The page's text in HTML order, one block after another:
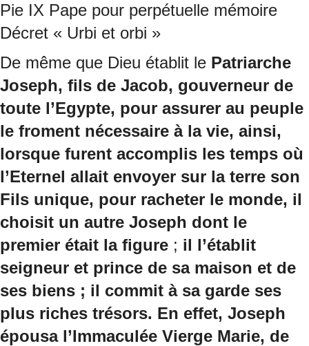
Pie IX Pape pour perpétuelle mémoire
Décret « Urbi et orbi »
De même que Dieu établit le Patriarche
Joseph, fils de Jacob, gouverneur de
toute l’Egypte, pour assurer au peuple
le froment nécessaire à la vie, ainsi,
lorsque furent accomplis les temps où
l’Eternel allait envoyer sur la terre son
Fils unique, pour racheter le monde, il
choisit un autre Joseph dont le
premier était la figure ; il l’établit
seigneur et prince de sa maison et de
ses biens ; il commit à sa garde ses
plus riches trésors. En effet, Joseph
épousa l’Immaculée Vierge Marie, de